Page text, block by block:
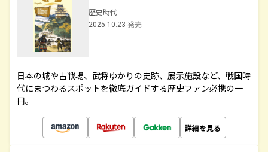
歴史時代
2025.10.23 発売
日本の城や古戦場、武将ゆかりの史跡、展示施設など、戦国時
代にまつわるスポットを徹底ガイドする歴史ファン必携の一
冊。
詳細を見る